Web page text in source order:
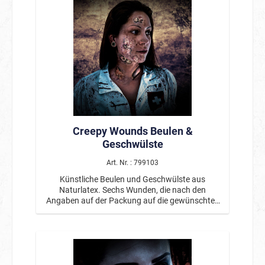
Auftragstechniken Leicht mit Wasser und Seife
entfernbar Produktbeschreibung Die Cracked
Skin Schminke sorgt im Handumdrehen für einen
beeindruckenden Special-Effects-Look. Nach
dem Auftragen trocknet die Schminke und
beginnt zu reißen – so entsteht eine täuschend
echte rissige, schuppige Hautstruktur, die
perfekt für Horror- und Zombie-Make-ups
geeignet ist. Durch die ungleichmäßige
Auftragstechnik lassen sich individuelle Effekte
aufgebrochener Haut. Ideal für Halloween,
Fasching, Theater, Filmproduktionen oder
Schminke auftragen, trocknen lassen (ggf. leicht
Haut den gewünschten Riss-Effekt verstärken.
Zum Entfernen kann die Farbe problemlos mit
Wasser und Seife abgewaschen werden. ♿
Barrierefreiheit Die einfache Anwendung ohne
Schminke / Spezialeffekt Make-up Effekt: Rissige
Creepy Wounds Beulen &
Geschwülste
Art. Nr. : 799103
Künstliche Beulen und Geschwülste aus
Naturlatex. Sechs Wunden, die nach den
Angaben auf der Packung auf die gewünschten
Hautstellen aufgetragen werden und sind